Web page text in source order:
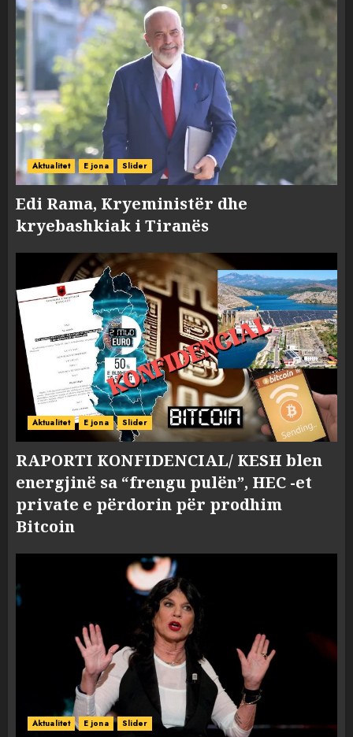
Aktualitet E jona Slider
Edi Rama, Kryeministër dhe
kryebashkiak i Tiranës
Aktualitet E jona Slider
RAPORTI KONFIDENCIAL/ KESH blen
energjinë sa “frengu pulën”, HEC -et
private e përdorin për prodhim
Bitcoin
Aktualitet E jona Slider